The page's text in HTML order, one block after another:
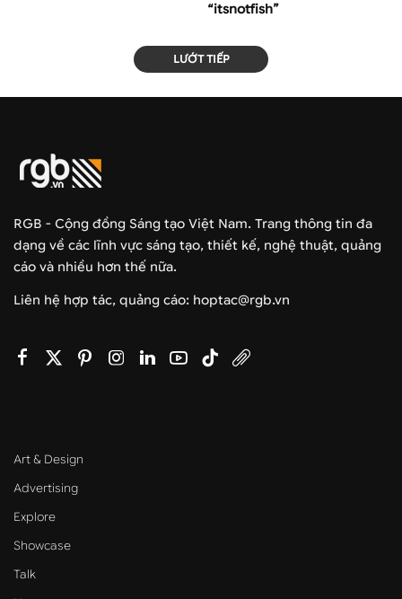
“itsnotfish”
LƯỚT TIẾP
RGB - Cộng đồng Sáng tạo Việt Nam. Trang thông tin đa
dạng về các lĩnh vực sáng tạo, thiết kế, nghệ thuật, quảng
cáo và nhiều hơn thế nữa.
Liên hệ hợp tác, quảng cáo: hoptac@rgb.vn
Art & Design
Advertising
Explore
Showcase
Talk